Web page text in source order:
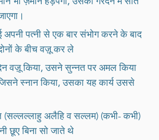
पत्नी से एक बार संभोग करने के बाद
के बीच वज़ू कर ले
वज़ू किया, उसने सुन्नत पर अमल किया
स्नान किया, उसका यह कार्य उससे
अलैहि व सल्लम) (कभी- कभी)
छूए बिना सो जाते थे